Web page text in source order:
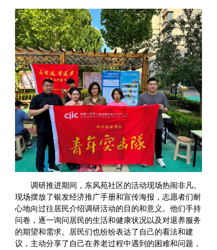
调研推进期间，东风苑社区的活动现场热闹非凡。
现场摆放了银发经济推广手册和宣传海报，志愿者们耐
心地向过往居民介绍调研活动的目的和意义。他们手持
问卷，逐一询问居民的生活和健康状况以及对退养服务
的期望和需求。居民们也纷纷表达了自己的看法和建
议，主动分享了自己在养老过程中遇到的困难和问题，